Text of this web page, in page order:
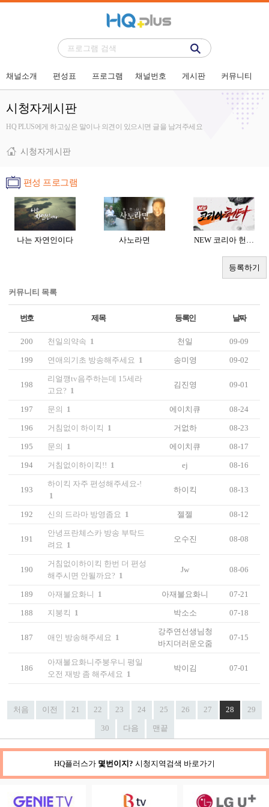
채널소개 편성표 프로그램 채널번호 게시판 커뮤니티
시청자게시판
HQ PLUS에게 하고싶은 말이나 의견이 있으시면 글을 남겨주세요
시청자게시판
편성 프로그램
나는 자연인이다 사노라면 NEW 코리아 헌…
등록하기
커뮤니티 목록
번호 제목 등록인 날짜
200 천일의약속 1 천일 09-09
199 연애의기초 방송해주세요 1 송미영 09-02
198
리얼깽tv음주하는데 15세라
고요? 1
김진영 09-01
197 문의 1 에이치큐 08-24
196 거침없이 하이킥 1 거없하 08-23
195 문의 1 에이치큐 08-17
194 거침없이하이킥!! 1 ej 08-16
193
하이킥 자주 편성해주세요-!
1
하이킥 08-13
192 신의 드라마 방영좀요 1 젤젤 08-12
191
안녕프란체스카 방송 부탁드
려요 1
오수진 08-08
190
거침없이하이킥 한번 더 편성
해주시면 안될까요? 1
Jw 08-06
189 아재불요화니 1 아재불요화니 07-21
188 지붕킥 1 박소소 07-18
187 애인 방송해주세요 1
강주연선생님청
바지더러운오줌
07-15
186
아재불요화니주붕우니 평일
오전 재방 좀 해주세요 1
박이김 07-01
처음 이전 21 22 23 24 25 26 27 28 29
30 다음 맨끝
HQ플러스가 몇번이지? 시청지역검색 바로가기